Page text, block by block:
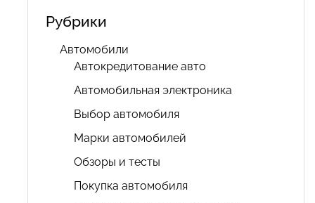
Рубрики
Автомобили
Автокредитование авто
Автомобильная электроника
Выбор автомобиля
Марки автомобилей
Обзоры и тесты
Покупка автомобиля